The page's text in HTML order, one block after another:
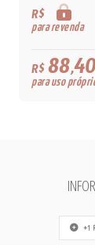
R$
para revenda
R$
para uso
+1